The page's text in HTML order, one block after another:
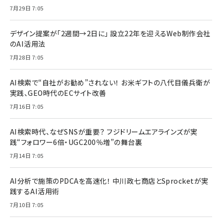
7月29日 7:05
デザイン提案が「2週間→2日に」 設立22年を迎えるWeb制作会社
のAI活用法
7月28日 7:05
AI検索で“自社がお勧め”されない！ お米ギフトの八代目儀兵衛が
実践、GEO時代のECサイト改善
7月16日 7:05
AI検索時代、なぜSNSが重要？ フジドリームエアラインズが実
践“フォロワー6倍・UGC200％増”の舞台裏
7月14日 7:05
AI分析で施策のPDCAを高速化！ 中川政七商店とSprocketが実
践するAI活用術
7月10日 7:05